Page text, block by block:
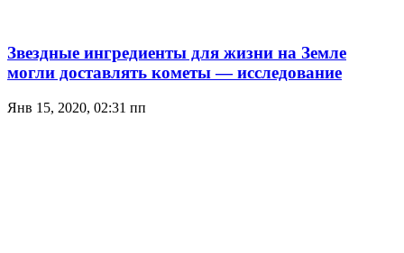
Звездные ингредиенты для жизни на Земле
могли доставлять кометы — исследование
Янв 15, 2020, 02:31 пп